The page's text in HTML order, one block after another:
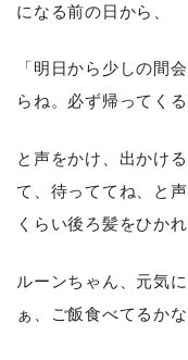
になる前の日から、
「明日から少しの間
らね。必ず帰ってく
と声をかけ、出かけ
て、待っててね、と
くらい後ろ髪をひか
ルーンちゃん、元気
ぁ、ご飯食べてるかな